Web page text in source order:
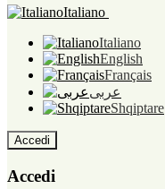
Italiano
Italiano
English
Français
عربى
Shqiptare
Accedi
Accedi